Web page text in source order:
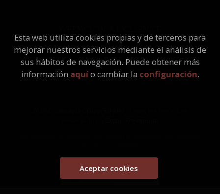
Quiénes somos
Pedidos especiales
Esta web utiliza cookies propias y de terceros para
mejorar nuestros servicios mediante el análisis de
sus hábitos de navegación. Puede obtener más
información aquío cambiar la configuración.
Aceptar cookies